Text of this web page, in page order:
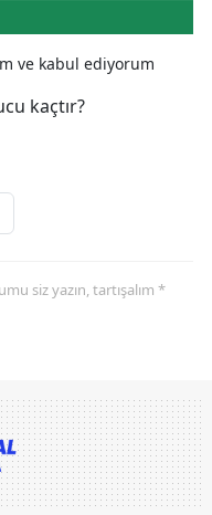
ve kabul ediyorum
kaçtır?
siz yazın, tartışalım *